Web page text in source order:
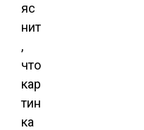
яс
нит
,
что
кар
тин
ка